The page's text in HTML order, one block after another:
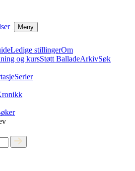
Meny
Ledige stillingerOm
og kursStøtt BalladeArkivSøk
Serier